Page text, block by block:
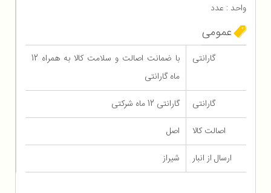
واحد : عدد
عمومی
گارانتی
با ضمانت اصالت و سلامت کالا به همراه 12
ماه گارانتی
گارانتی
گارانتی 12 ماه شرکتی
اصالت کالا
اصل
ارسال از انبار
شیراز